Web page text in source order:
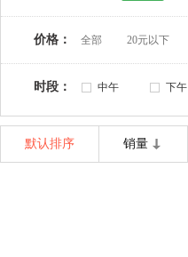
价格： 全部 20元以下
时段： 中午 下午
默认排序 销量